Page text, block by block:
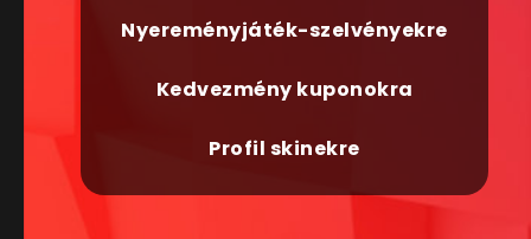
Nyereményjáték-szelvényekre
Kedvezmény kuponokra
Profil skinekre